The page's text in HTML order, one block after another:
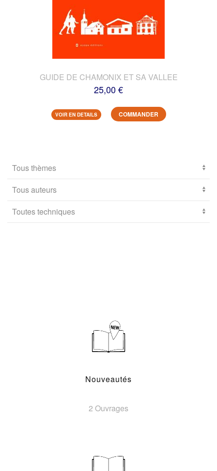
GUIDE DE CHAMONIX ET SA VALLEE
25,00 €
VOIR EN DETAILS COMMANDER
Nouveautés
2 Ouvrages